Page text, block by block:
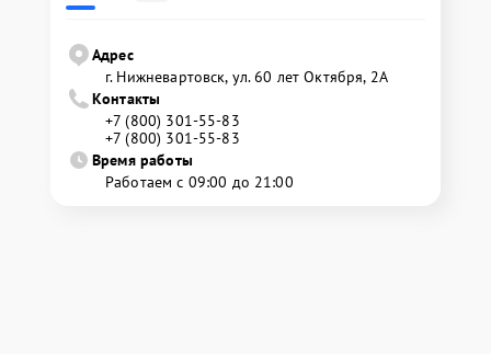
Адрес
г. Нижневартовск, ул. 60 лет Октября, 2А
Контакты
+7 (800) 301-55-83
+7 (800) 301-55-83
Время работы
Работаем с 09:00 до 21:00